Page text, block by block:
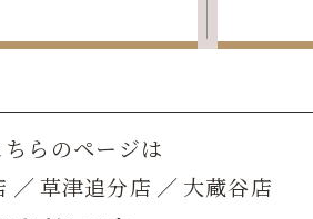
ちらのページは
／ 草津追分店 ／ 大蔵谷店